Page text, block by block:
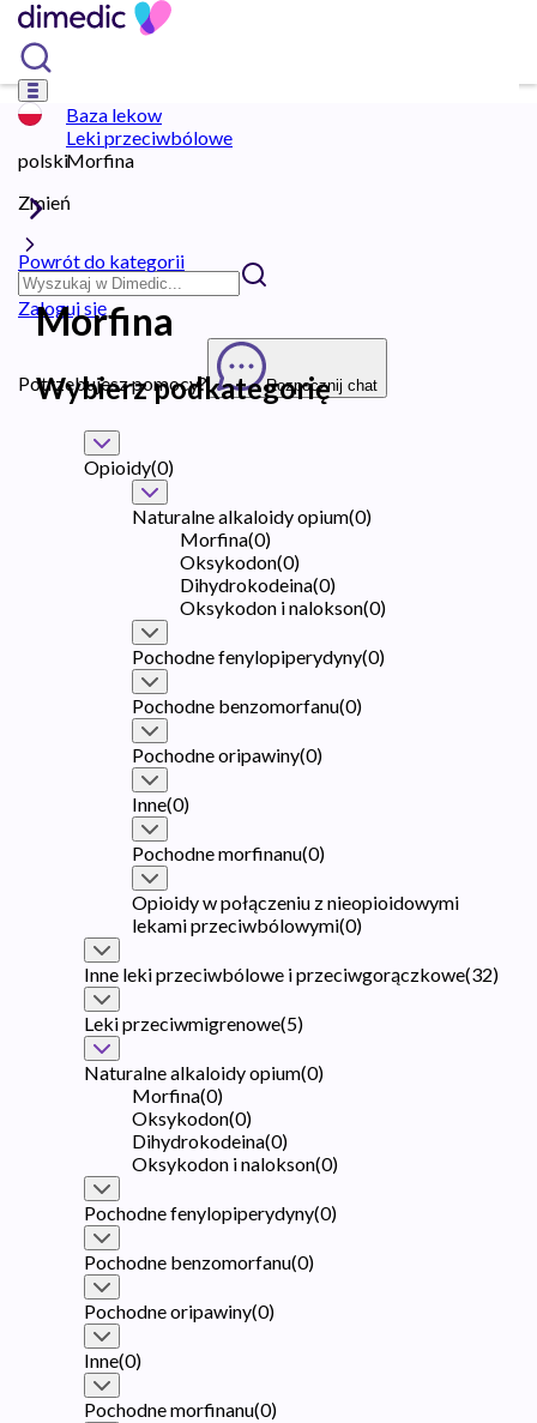
polski
Zmień
Zaloguj się
Potrzebujesz pomocy? Rozpocznij chat
Baza lekow
Leki przeciwbólowe
Morfina
Powrót do kategorii
Morfina
Wybierz podkategorię
Opioidy(0)
Naturalne alkaloidy opium(0)
Morfina(0)
Oksykodon(0)
Dihydrokodeina(0)
Oksykodon i nalokson(0)
Pochodne fenylopiperydyny(0)
Pochodne benzomorfanu(0)
Pochodne oripawiny(0)
Inne(0)
Pochodne morfinanu(0)
Opioidy w połączeniu z nieopioidowymi
lekami przeciwbólowymi(0)
Inne leki przeciwbólowe i przeciwgorączkowe(32)
Leki przeciwmigrenowe(5)
Naturalne alkaloidy opium(0)
Morfina(0)
Oksykodon(0)
Dihydrokodeina(0)
Oksykodon i nalokson(0)
Pochodne fenylopiperydyny(0)
Pochodne benzomorfanu(0)
Pochodne oripawiny(0)
Inne(0)
Pochodne morfinanu(0)